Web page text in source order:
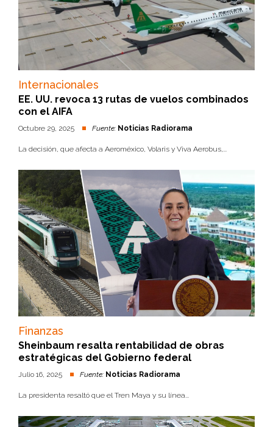
Internacionales
EE. UU. revoca 13 rutas de vuelos combinados
con el AIFA
Octubre 29, 2025 Fuente: Noticias Radiorama
La decisión, que afecta a Aeroméxico, Volaris y Viva Aerobus,...
Finanzas
Sheinbaum resalta rentabilidad de obras
estratégicas del Gobierno federal
Julio 16, 2025 Fuente: Noticias Radiorama
La presidenta resaltó que el Tren Maya y su línea...